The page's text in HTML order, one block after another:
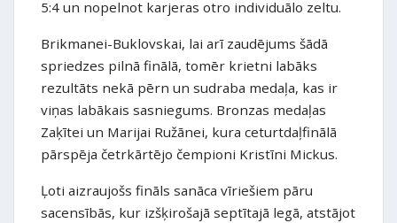
5:4 un nopelnot karjeras otro individuālo zeltu.
Brikmanei-Buklovskai, lai arī zaudējums šādā
spriedzes pilnā finālā, tomēr krietni labāks
rezultāts nekā pērn un sudraba medaļa, kas ir
viņas labākais sasniegums. Bronzas medaļas
Zaķītei un Marijai Ružānei, kura ceturtdaļfinālā
pārspēja četrkārtējo čempioni Kristīni Mickus.
Ļoti aizraujošs fināls sanāca vīriešiem pāru
sacensībās, kur izšķirošajā septītajā legā, atstājot